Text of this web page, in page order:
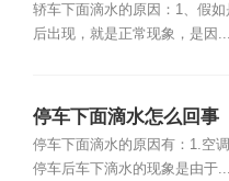
轿车下面滴水的原因：1、假如
后出现，就是正常现象，是因...
停车下面滴水怎么回事
停车下面滴水的原因有：1.空
停车后车下滴水的现象是由于...